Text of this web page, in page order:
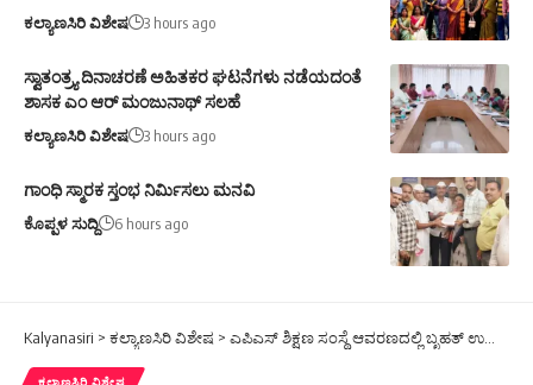
ಕಲ್ಯಾಣಸಿರಿ ವಿಶೇಷ 3 hours ago
ಸ್ವಾತಂತ್ರ್ಯ ದಿನಾಚರಣೆ ಅಹಿತಕರ ಘಟನೆಗಳು ನಡೆಯದಂತೆ
ಶಾಸಕ ಎಂ ಆರ್ ಮಂಜುನಾಥ್ ಸಲಹೆ
ಕಲ್ಯಾಣಸಿರಿ ವಿಶೇಷ 3 hours ago
ಗಾಂಧಿ ಸ್ಮಾರಕ ಸ್ತಂಭ ನಿರ್ಮಿಸಲು ಮನವಿ
ಕೊಪ್ಪಳ ಸುದ್ದಿ 6 hours ago
Kalyanasiri > ಕಲ್ಯಾಣಸಿರಿ ವಿಶೇಷ > ಎಪಿಎಸ್ ಶಿಕ್ಷಣ ಸಂಸ್ಥೆ ಆವರಣದಲ್ಲಿ ಬೃಹತ್ ಉದ್ಯೋಗ ಮೇಳ
ಕಲ್ಯಾಣಸಿರಿ ವಿಶೇಷ